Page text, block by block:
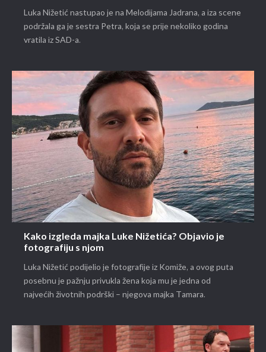
Luka Nižetić nastupao je na Melodijama Jadrana, a iza scene
podržala ga je sestra Petra, koja se prije nekoliko godina
vratila iz SAD-a.
Kako izgleda majka Luke Nižetića? Objavio je
fotografiju s njom
Luka Nižetić podijelio je fotografije iz Komiže, a ovog puta
posebnu je pažnju privukla žena koja mu je jedna od
najvećih životnih podrški – njegova majka Tamara.